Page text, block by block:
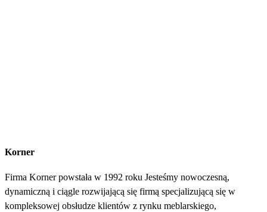
Korner
Firma Korner powstała w 1992 roku Jesteśmy nowoczesną,
dynamiczną i ciągle rozwijającą się firmą specjalizującą się w
kompleksowej obsłudze klientów z rynku meblarskiego,